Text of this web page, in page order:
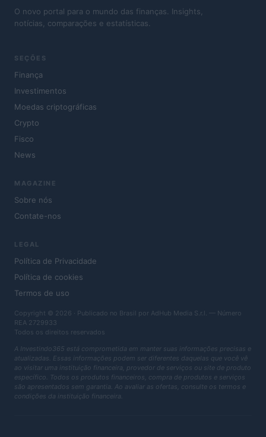
O novo portal para o mundo das finanças. Insights,
notícias, comparações e estatísticas.
SEÇÕES
Finança
Investimentos
Moedas criptográficas
Crypto
Fisco
News
MAGAZINE
Sobre nós
Contate-nos
LEGAL
Política de Privacidade
Política de cookies
Termos de uso
Copyright © 2026 · Publicado no Brasil por AdHub Media S.r.l. — Número
REA 2729933
Todos os direitos reservados
A Investindo365 está comprometida em manter suas informações precisas e
atualizadas. Essas informações podem ser diferentes daquelas que você vê
ao visitar uma instituição financeira, provedor de serviços ou site de produto
específico. Todos os produtos financeiros, compra de produtos e serviços
são apresentados sem garantia. Ao avaliar as ofertas, consulte os termos e
condições da instituição financeira.